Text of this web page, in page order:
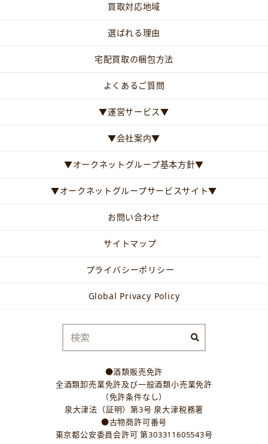
買取対応地域
選ばれる理由
宅配買取の梱包方法
よくあるご質問
▼運営サービス▼
▼会社案内▼
▼オークネットグループ基本方針▼
▼オークネットグループサービスサイト▼
お問い合わせ
サイトマップ
プライバシーポリシー
Global Privacy Policy
●酒類販売免許
全酒類卸売業免許及び一般酒類小売業免許
（免許条件なし）
泉大津法（証明）第3号 泉大津税務署
●古物商許可番号
東京都公安委員会許可 第303311605543号